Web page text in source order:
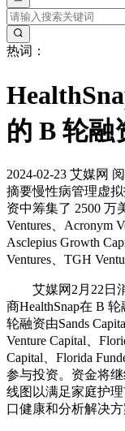
热词：
的 B 轮融
2024-02-23 艾媒网
摘要慢性病管理虚
资中筹集了 2500 万
Ventures、Acronym
Asclepius Growth
Ventures、TGH
艾媒网2月22日消
商HealthSnap在 B
轮融资由Sands
Venture Capital、
Capital、Florida
参与投资。资金将
线图以满足家庭护
口健康和分析解决方